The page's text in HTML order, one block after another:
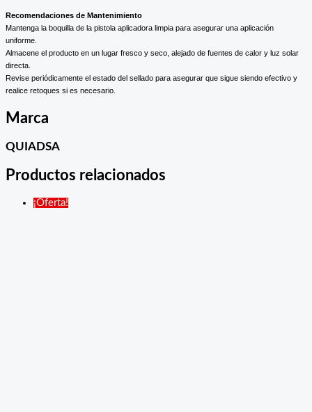
Recomendaciones de Mantenimiento
Mantenga la boquilla de la pistola aplicadora limpia para asegurar una aplicación
uniforme.
Almacene el producto en un lugar fresco y seco, alejado de fuentes de calor y luz solar
directa.
Revise periódicamente el estado del sellado para asegurar que sigue siendo efectivo y
realice retoques si es necesario.
Marca
QUIADSA
Productos relacionados
¡Oferta!